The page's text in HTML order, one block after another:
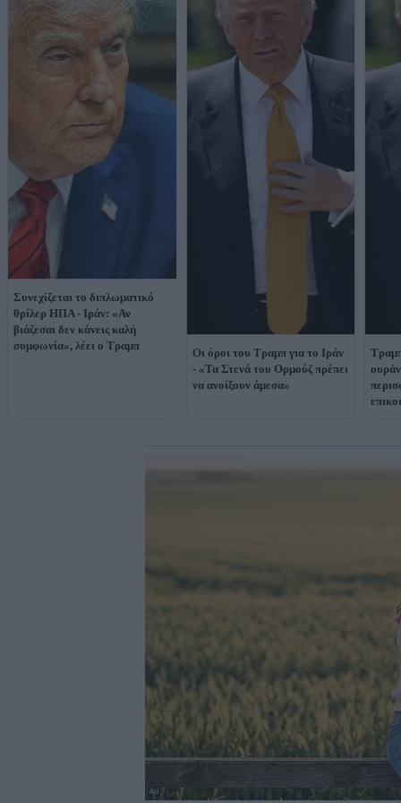
Συνεχίζεται το διπλωματικό
θρίλερ ΗΠΑ - Ιράν: «Αν
βιάζεσαι δεν κάνεις καλή
συμφωνία», λέει ο Τραμπ
Οι όροι του Τραμπ για το Ιράν
- «Τα Στενά του Ορμούζ πρέπει
να ανοίξουν άμεσα»